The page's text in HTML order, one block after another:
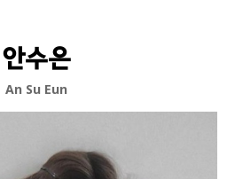
안수은
An Su Eun